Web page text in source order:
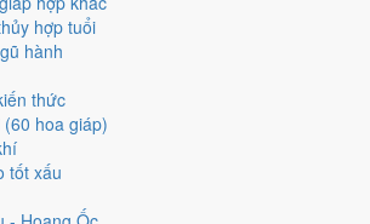
hợp tuổi
hành
thức
hoa giáp)
tốt xấu
tuổi
tốt hay xấu cho
10